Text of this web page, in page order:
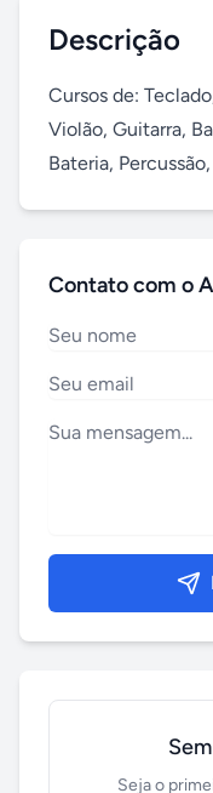
Descrição
Cursos de:
Violão, Guitarra,
Bateria,
Contato com o
Seja o